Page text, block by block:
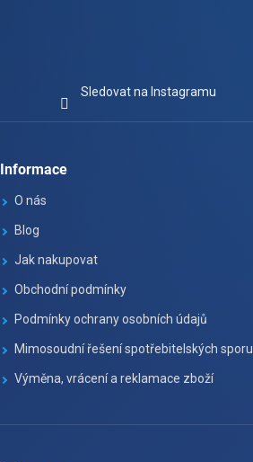
Sledovat na Instagramu
Informace
O nás
Blog
Jak nakupovat
Obchodní podmínky
Podmínky ochrany osobních údajů
Mimosoudní řešení spotřebitelských sporu
Výměna, vrácení a reklamace zboží